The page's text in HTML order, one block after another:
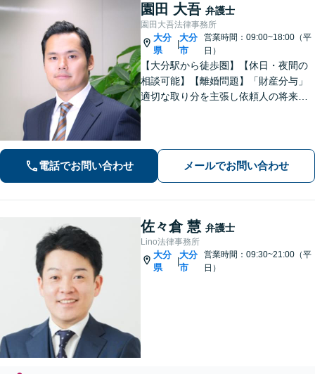
園田 大吾 弁護士
園田大吾法律事務所
大分
県
|
大分
市
営業時間：09:00~18:00（平
日）
【大分駅から徒歩圏】【休日・夜間の
相談可能】【離婚問題】「財産分与」
適切な取り分を主張し依頼人の将来を
どお任せください
電話でお問い合わせ メールでお問い合わせ
佐々倉 慧 弁護士
Lino法律事務所
大分
県
|
大分
市
営業時間：09:30~21:00（平
日）